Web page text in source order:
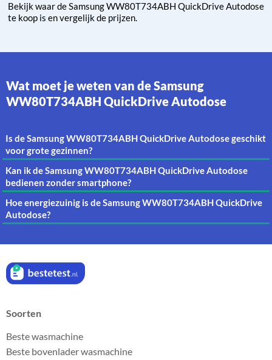
Bekijk waar de Samsung WW80T734ABH QuickDrive Autodose
te koop is en vergelijk de prijzen.
Wat moet je weten van de Samsung
WW80T734ABH QuickDrive Autodose
Is de Samsung WW80T734ABH QuickDrive Autodose geschikt
voor grote gezinnen?
Kan ik de Samsung WW80T734ABH QuickDrive Autodose
bedienen zonder smartphone?
Hoe energiezuinig is de Samsung WW80T734ABH QuickDrive
Autodose?
Soorten
Beste wasmachine
Beste bovenlader wasmachine